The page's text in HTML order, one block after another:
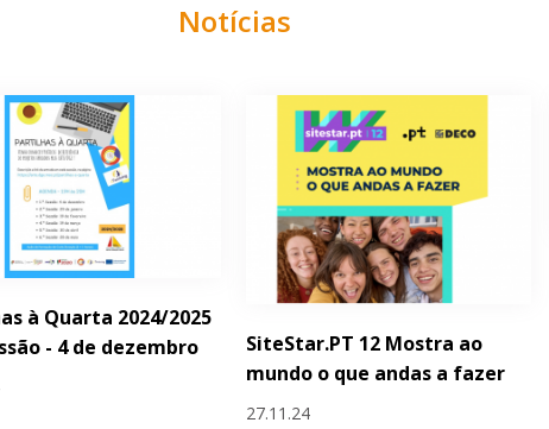
Notícias
à Quarta 2024/2025
- 4 de dezembro
SiteStar.PT 12 Mostra ao
mundo o que andas a fazer
27.11.24